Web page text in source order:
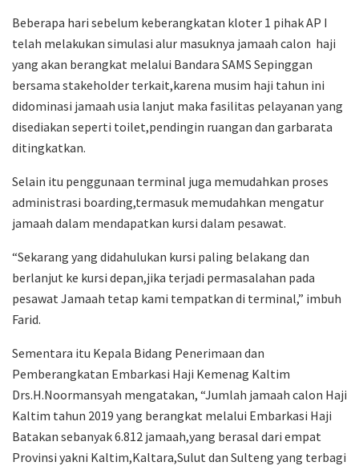
Beberapa hari sebelum keberangkatan kloter 1 pihak AP I
telah melakukan simulasi alur masuknya jamaah calon haji
yang akan berangkat melalui Bandara SAMS Sepinggan
bersama stakeholder terkait,karena musim haji tahun ini
didominasi jamaah usia lanjut maka fasilitas pelayanan yang
disediakan seperti toilet,pendingin ruangan dan garbarata
ditingkatkan.
Selain itu penggunaan terminal juga memudahkan proses
administrasi boarding,termasuk memudahkan mengatur
jamaah dalam mendapatkan kursi dalam pesawat.
“Sekarang yang didahulukan kursi paling belakang dan
berlanjut ke kursi depan,jika terjadi permasalahan pada
pesawat Jamaah tetap kami tempatkan di terminal,” imbuh
Farid.
Sementara itu Kepala Bidang Penerimaan dan
Pemberangkatan Embarkasi Haji Kemenag Kaltim
Drs.H.Noormansyah mengatakan, “Jumlah jamaah calon Haji
Kaltim tahun 2019 yang berangkat melalui Embarkasi Haji
Batakan sebanyak 6.812 jamaah,yang berasal dari empat
Provinsi yakni Kaltim,Kaltara,Sulut dan Sulteng yang terbagi